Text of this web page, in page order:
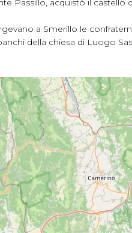
Passillo, acquistò il
a Smerillo le
della chiesa di Luogo